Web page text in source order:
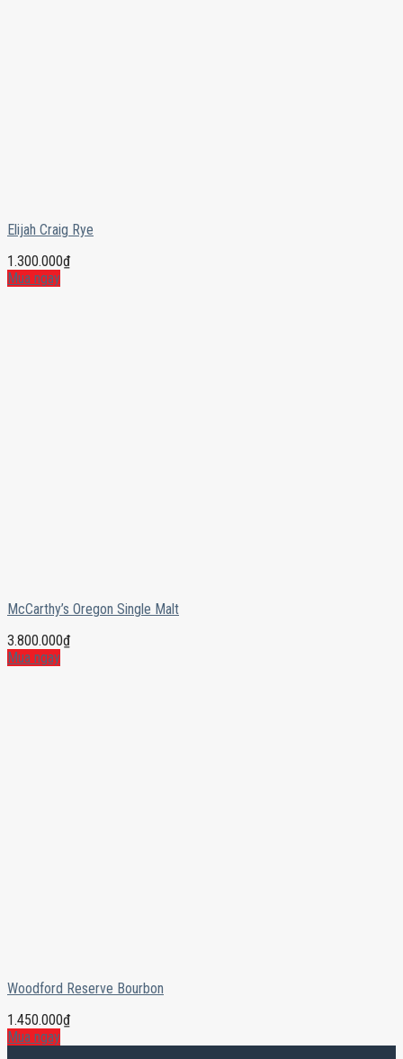
Elijah Craig Rye
1.300.000₫
Mua ngay
McCarthy’s Oregon Single Malt
3.800.000₫
Mua ngay
Woodford Reserve Bourbon
1.450.000₫
Mua ngay